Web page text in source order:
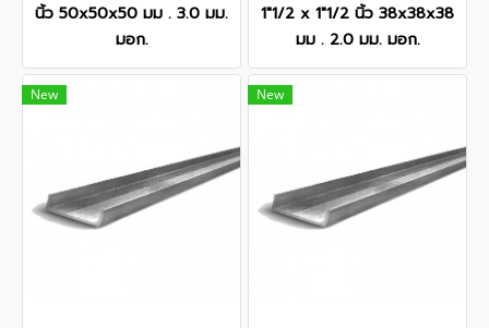
นิ้ว 50x50x50 มม . 3.0 มม.
มอก.
1"1/2 x 1"1/2 นิ้ว 38x38x38
มม . 2.0 มม. มอก.
New New